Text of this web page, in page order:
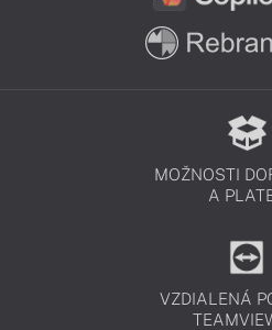
MOŽNOSTI
A
VZDIALENÁ